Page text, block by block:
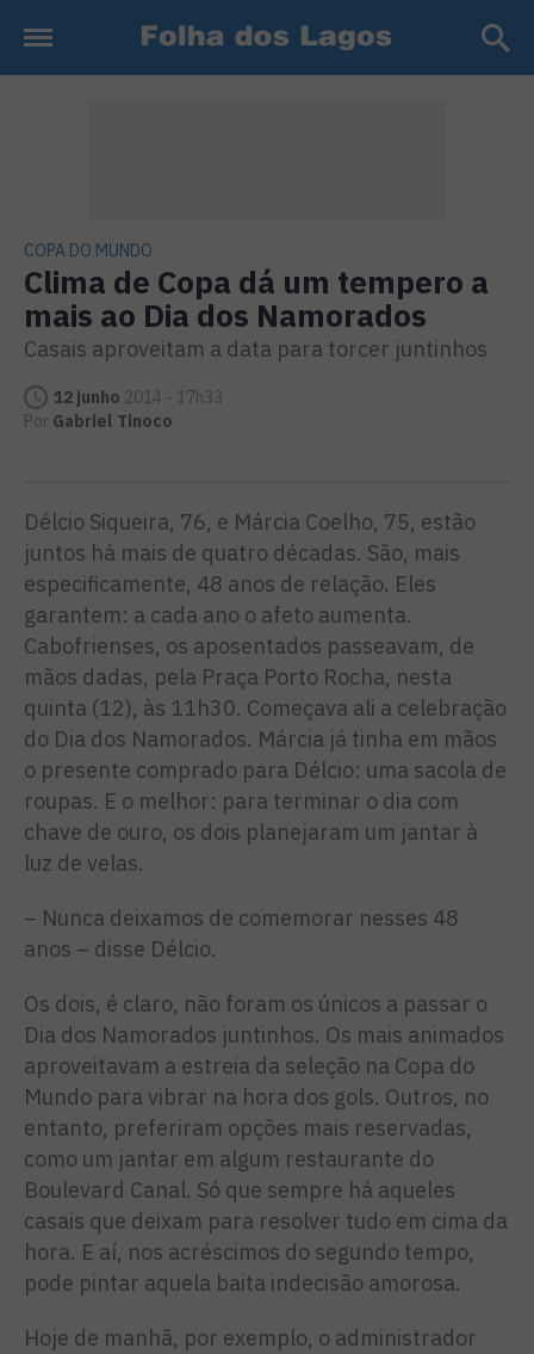
COPA DO MUNDO
Clima de Copa dá um tempero a
mais ao Dia dos Namorados
Casais aproveitam a data para torcer juntinhos
12 junho 2014 - 17h33
Por Gabriel Tinoco
Délcio Siqueira, 76, e Márcia Coelho, 75, estão
juntos há mais de quatro décadas. São, mais
especificamente, 48 anos de relação. Eles
garantem: a cada ano o afeto aumenta.
Cabofrienses, os aposentados passeavam, de
mãos dadas, pela Praça Porto Rocha, nesta
quinta (12), às 11h30. Começava ali a celebração
do Dia dos Namorados. Márcia já tinha em mãos
o presente comprado para Délcio: uma sacola de
roupas. E o melhor: para terminar o dia com
chave de ouro, os dois planejaram um jantar à
luz de velas.
– Nunca deixamos de comemorar nesses 48
anos – disse Délcio.
Os dois, é claro, não foram os únicos a passar o
Dia dos Namorados juntinhos. Os mais animados
aproveitavam a estreia da seleção na Copa do
Mundo para vibrar na hora dos gols. Outros, no
entanto, preferiram opções mais reservadas,
como um jantar em algum restaurante do
Boulevard Canal. Só que sempre há aqueles
casais que deixam para resolver tudo em cima da
hora. E aí, nos acréscimos do segundo tempo,
pode pintar aquela baita indecisão amorosa.
Hoje de manhã, por exemplo, o administrador